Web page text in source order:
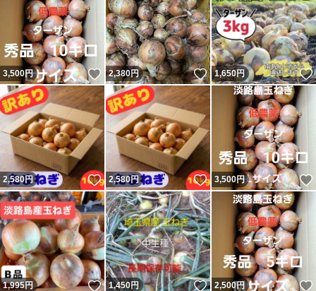
3,500円 いいね！
2,380円 いいね！
1,650円
2,580円 いいね！
2,580円 いいね！
3,500円
1,995円 いいね！
1,450円 いいね！
2,500円